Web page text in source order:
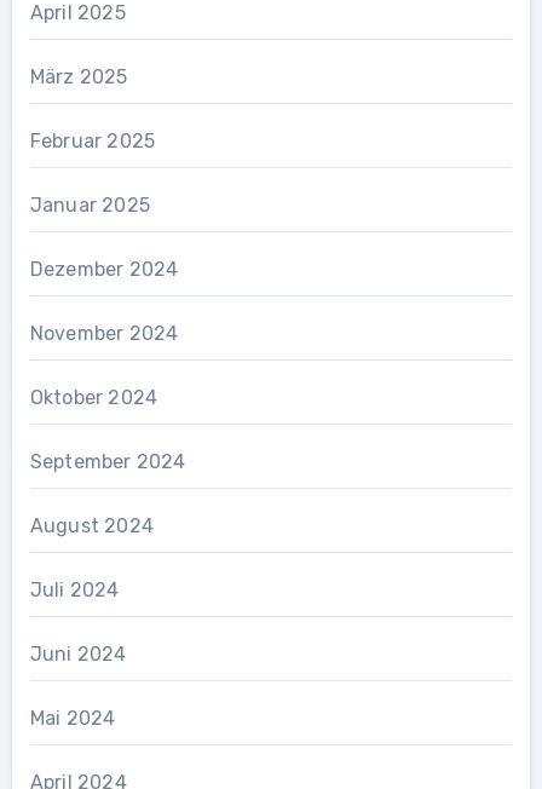
April 2025
März 2025
Februar 2025
Januar 2025
Dezember 2024
November 2024
Oktober 2024
September 2024
August 2024
Juli 2024
Juni 2024
Mai 2024
April 2024